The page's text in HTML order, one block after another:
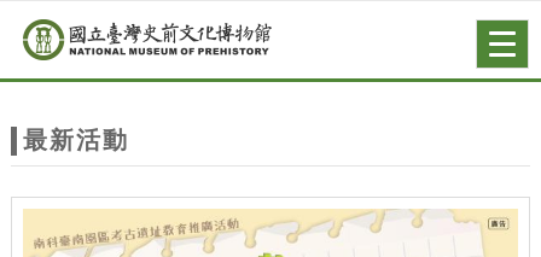
站
主
題
跳到主要內容
網站導覽
最新活動